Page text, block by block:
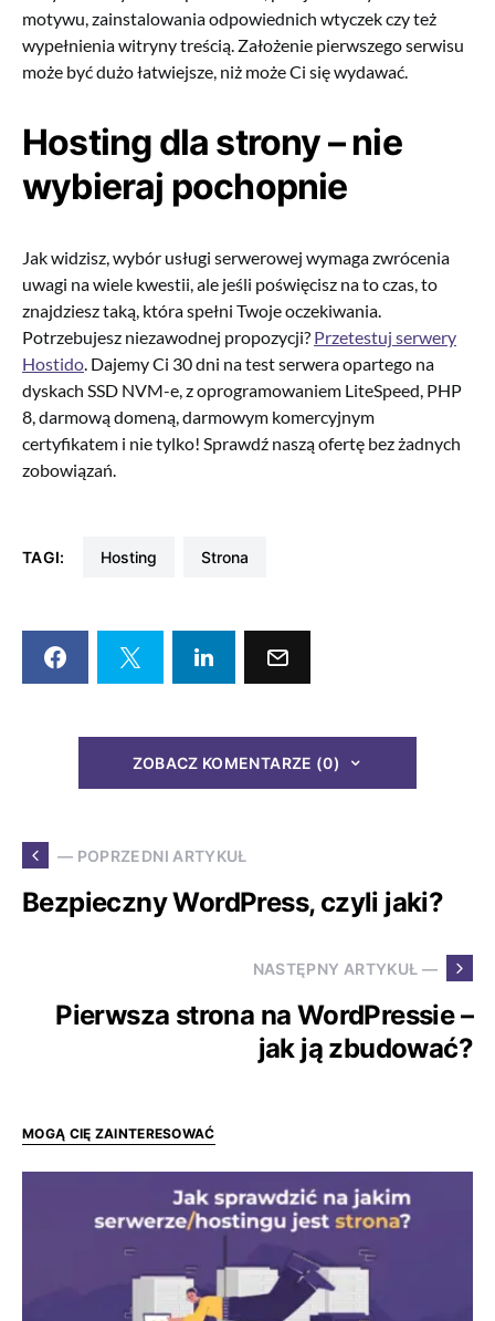
motywu, zainstalowania odpowiednich wtyczek czy też
wypełnienia witryny treścią. Założenie pierwszego serwisu
może być dużo łatwiejsze, niż może Ci się wydawać.
Hosting dla strony – nie
wybieraj pochopnie
Jak widzisz, wybór usługi serwerowej wymaga zwrócenia
uwagi na wiele kwestii, ale jeśli poświęcisz na to czas, to
znajdziesz taką, która spełni Twoje oczekiwania.
Potrzebujesz niezawodnej propozycji? Przetestuj serwery
Hostido. Dajemy Ci 30 dni na test serwera opartego na
dyskach SSD NVM-e, z oprogramowaniem LiteSpeed, PHP
8, darmową domeną, darmowym komercyjnym
certyfikatem i nie tylko! Sprawdź naszą ofertę bez żadnych
zobowiązań.
TAGI: Hosting strona
ZOBACZ KOMENTARZE (0)
— POPRZEDNI ARTYKUŁ
Bezpieczny WordPress, czyli jaki?
NASTĘPNY ARTYKUŁ —
Pierwsza strona na WordPressie –
jak ją zbudować?
MOGĄ CIĘ ZAINTERESOWAĆ